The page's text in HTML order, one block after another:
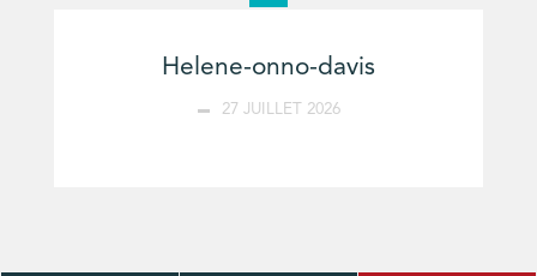
Helene-onno-davis
27 JUILLET 2026